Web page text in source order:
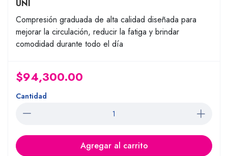
UNI
Compresión graduada de alta calidad diseñada para
mejorar la circulación, reducir la fatiga y brindar
comodidad durante todo el día
$94,300.00
Cantidad
Agregar al carrito